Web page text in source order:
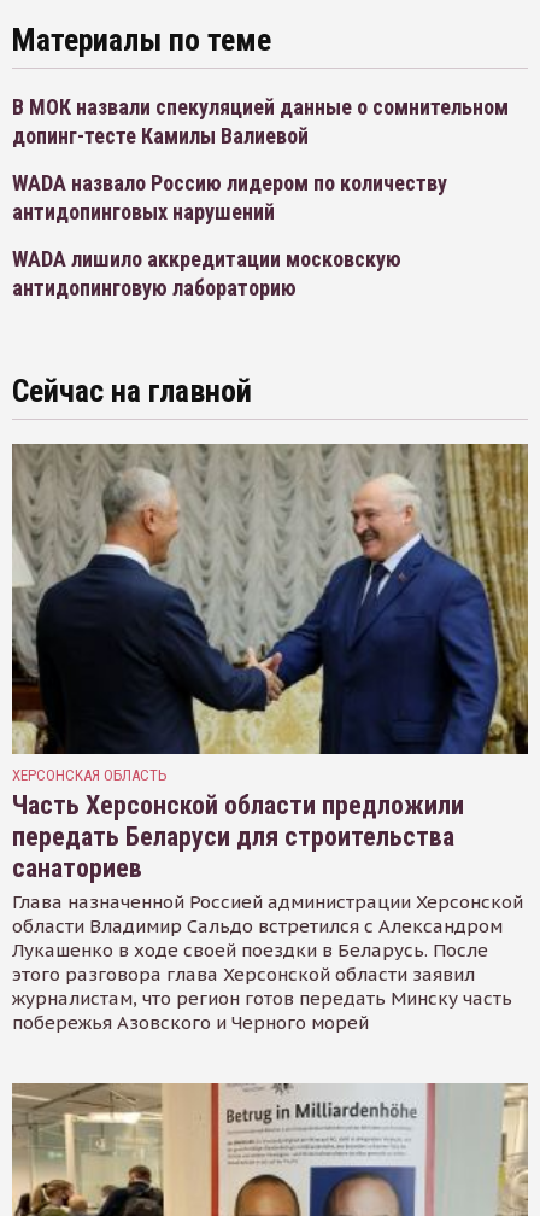
Материалы по теме
В МОК назвали спекуляцией данные о сомнительном
допинг-тесте Камилы Валиевой
WADA назвало Россию лидером по количеству
антидопинговых нарушений
WADA лишило аккредитации московскую
антидопинговую лабораторию
Сейчас на главной
ХЕРСОНСКАЯ ОБЛАСТЬ
Часть Херсонской области предложили
передать Беларуси для строительства
санаториев
Глава назначенной Россией администрации Херсонской
области Владимир Сальдо встретился с Александром
Лукашенко в ходе своей поездки в Беларусь. После
этого разговора глава Херсонской области заявил
журналистам, что регион готов передать Минску часть
побережья Азовского и Черного морей